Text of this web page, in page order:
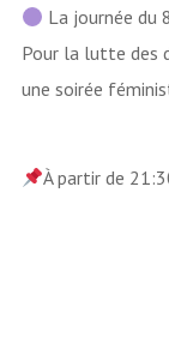
La journée du
Pour la lutte des
une soirée
À partir de